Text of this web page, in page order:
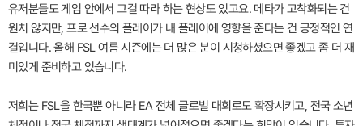
유저분들도 게임 안에서 그걸 따라 하는 현상도 있고요. 메타가 고착화되는 건
원치 않지만, 프로 선수의 플레이가 내 플레이에 영향을 준다는 건 긍정적인 연
결입니다. 올해 FSL 여름 시즌에는 더 많은 분이 시청하셨으면 좋겠고 좀 더 재
미있게 준비하고 있습니다.
저희는 FSL을 한국뿐 아니라 EA 전체 글로벌 대회로도 확장시키고, 전국 소년